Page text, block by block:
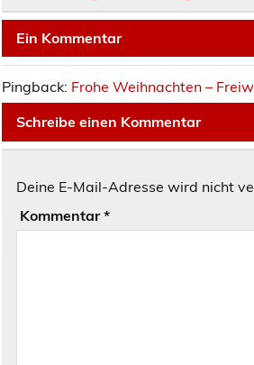
Ein Kommentar
Pingback: Frohe Weihnachten –
Schreibe einen Kommentar
Deine E-Mail-Adresse wird nicht
Kommentar*